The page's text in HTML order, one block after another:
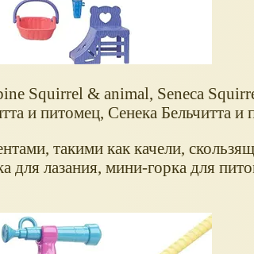
Squirrel & animal, Seneca
и питомец, Сенека Бельчитта и
такими как качели,
для лазания, мини-горка для